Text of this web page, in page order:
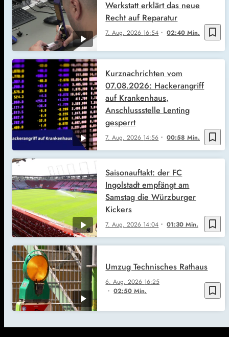
bookmark_border
7. Aug. 2026 16:54 02:40 Min.
Werkstatt erklärt das neue
Recht auf Reparatur
bookmark_border
7. Aug. 2026 14:56 00:58 Min.
Kurznachrichten vom
07.08.2026: Hackerangriff
auf Krankenhaus,
Anschlussstelle Lenting
gesperrt
bookmark_border
7. Aug. 2026 14:04 01:30 Min.
Saisonauftakt: der FC
Ingolstadt empfängt am
Samstag die Würzburger
Kickers
bookmark_border
6. Aug. 2026 16:25
02:50 Min.
Umzug Technisches Rathaus